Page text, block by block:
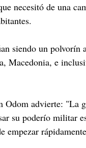
necesitó de una
siendo un polvorín
Macedonia, e
Odom advierte: "La
su poderío militar
empezar